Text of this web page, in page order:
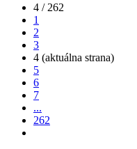
4 / 262
1
2
3
4 (aktuálna strana)
5
6
7
...
262